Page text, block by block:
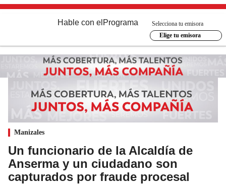
Hable con el Programa
Selecciona tu emisora
Elige tu emisora
Manizales
Un funcionario de la Alcaldía de
Anserma y un ciudadano son
capturados por fraude procesal